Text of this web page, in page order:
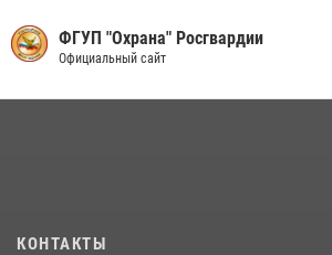
«Каникулы с Росгвардией» в Томской области
23 июля 2026, 01:02
ФГУП "Охрана" Росгвардии
Официальный сайт
КОНТАКТЫ